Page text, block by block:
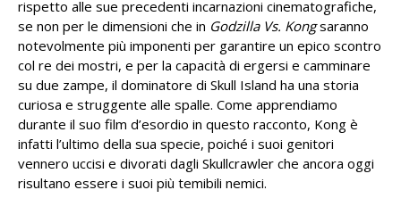
rispetto alle sue precedenti incarnazioni cinematografiche,
se non per le dimensioni che in Godzilla Vs. Kongsaranno
notevolmente più imponenti per garantire un epico scontro
col re dei mostri, e per la capacità di ergersi e camminare
su due zampe, il dominatore di Skull Island ha una storia
curiosa e struggente alle spalle. Come apprendiamo
durante il suo film d’esordio in questo racconto, Kong è
infatti l’ultimo della sua specie, poiché i suoi genitori
vennero uccisi e divorati dagli Skullcrawler che ancora oggi
risultano essere i suoi più temibili nemici.